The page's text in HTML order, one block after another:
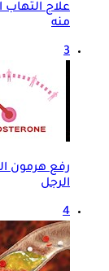
علاج
منه
3
الرجل
4